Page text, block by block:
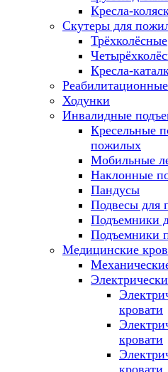
Кресла-
Скутеры для
Трёхколёсные
Кресла-
Ходунки
Инвалидные
Кресельные
пожилых
Мобильные
Наклонные
Пандусы
Подвесы для
Подъемники
Подъемники
Медицинские
кровати
кровати
кровати